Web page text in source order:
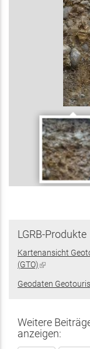
LGRB-Produkte
Kartenansicht
(GTO)(Link
extern)
Geodaten
Weitere
anzeigen: